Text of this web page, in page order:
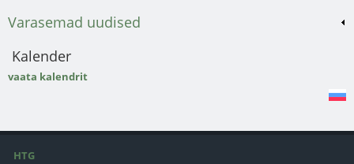
Varasemad uudised
Kalender
vaata kalendrit
HTG